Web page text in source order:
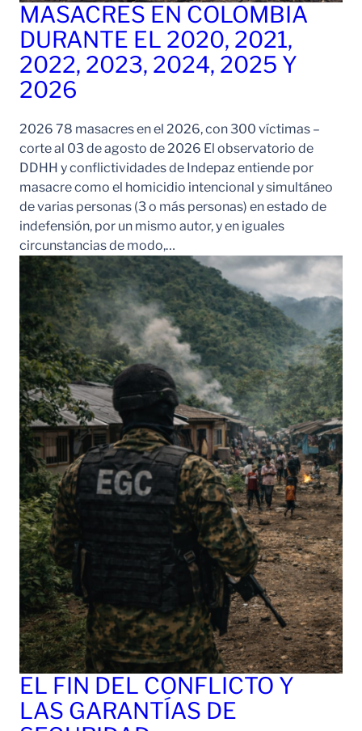
MASACRES EN COLOMBIA
DURANTE EL 2020, 2021,
2022, 2023, 2024, 2025 Y
2026
2026 78 masacres en el 2026, con 300 víctimas –
corte al 03 de agosto de 2026 El observatorio de
DDHH y conflictividades de Indepaz entiende por
masacre como el homicidio intencional y simultáneo
de varias personas (3 o más personas) en estado de
indefensión, por un mismo autor, y en iguales
circunstancias de modo,…
EL FIN DEL CONFLICTO Y
LAS GARANTÍAS DE